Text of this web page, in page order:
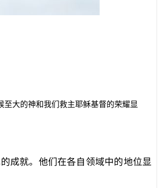
大的神和我们救主耶稣基督的荣耀显
成就。他们在各自领域中的地位显